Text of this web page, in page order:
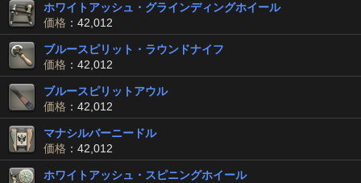
ホワイトアッシュ・グラインディングホイール
価格 ：42,012
ブルースピリット・ラウンドナイフ
価格 ：42,012
ブルースピリットアウル
価格 ：42,012
マナシルバーニードル
価格 ：42,012
ホワイトアッシュ・スピニングホイール